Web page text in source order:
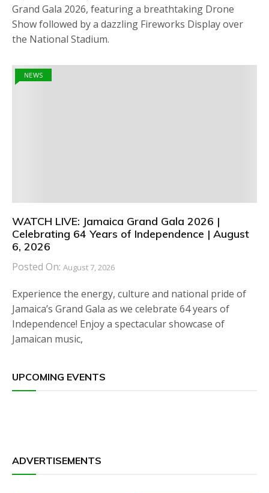
Grand Gala 2026, featuring a breathtaking Drone
Show followed by a dazzling Fireworks Display over
the National Stadium.
NEWS
WATCH LIVE: Jamaica Grand Gala 2026 |
Celebrating 64 Years of Independence | August
6, 2026
Posted On: August 7, 2026
Experience the energy, culture and national pride of
Jamaica’s Grand Gala as we celebrate 64 years of
Independence! Enjoy a spectacular showcase of
Jamaican music,
UPCOMING EVENTS
ADVERTISEMENTS